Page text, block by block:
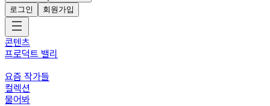
로그인
회원가입
콘텐츠
프로덕트 밸리
요즘 작가들
컬렉션
물어봐